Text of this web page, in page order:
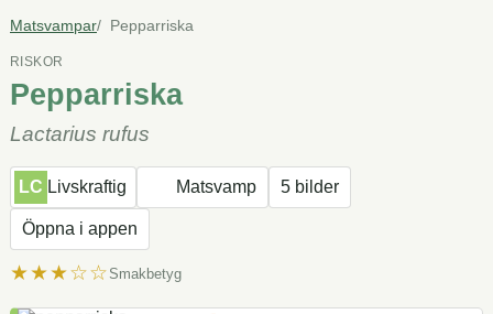
Matsvampar Pepparriska
RISKOR
Pepparriska
Lactarius rufus
LC Livskraftig Matsvamp 5 bilder
Öppna i appen
★★★☆☆ Smakbetyg